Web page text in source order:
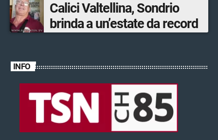
Calici Valtellina, Sondrio
brinda a un’estate da record
INFO